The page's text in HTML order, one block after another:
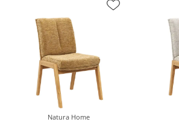
Natura Home